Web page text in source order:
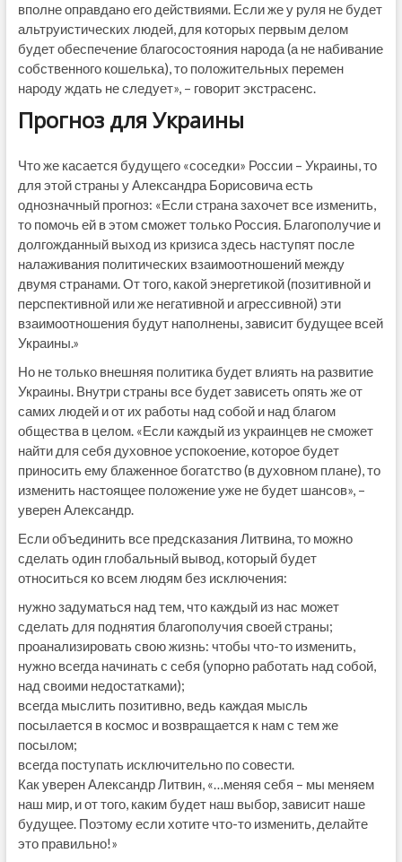
вполне оправдано его действиями. Если же у руля не будет
альтруистических людей, для которых первым делом
будет обеспечение благосостояния народа (а не набивание
собственного кошелька), то положительных перемен
народу ждать не следует», – говорит экстрасенс.
Прогноз для Украины
Что же касается будущего «соседки» России – Украины, то
для этой страны у Александра Борисовича есть
однозначный прогноз: «Если страна захочет все изменить,
то помочь ей в этом сможет только Россия. Благополучие и
долгожданный выход из кризиса здесь наступят после
налаживания политических взаимоотношений между
двумя странами. От того, какой энергетикой (позитивной и
перспективной или же негативной и агрессивной) эти
взаимоотношения будут наполнены, зависит будущее всей
Украины.»
Но не только внешняя политика будет влиять на развитие
Украины. Внутри страны все будет зависеть опять же от
самих людей и от их работы над собой и над благом
общества в целом. «Если каждый из украинцев не сможет
найти для себя духовное успокоение, которое будет
приносить ему блаженное богатство (в духовном плане), то
изменить настоящее положение уже не будет шансов», –
уверен Александр.
Если объединить все предсказания Литвина, то можно
сделать один глобальный вывод, который будет
относиться ко всем людям без исключения:
нужно задуматься над тем, что каждый из нас может
сделать для поднятия благополучия своей страны;
проанализировать свою жизнь: чтобы что-то изменить,
нужно всегда начинать с себя (упорно работать над собой,
над своими недостатками);
всегда мыслить позитивно, ведь каждая мысль
посылается в космос и возвращается к нам с тем же
посылом;
всегда поступать исключительно по совести.
Как уверен Александр Литвин, «…меняя себя – мы меняем
наш мир, и от того, каким будет наш выбор, зависит наше
будущее. Поэтому если хотите что-то изменить, делайте
это правильно!»